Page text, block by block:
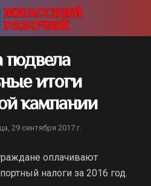
итоги
кампании
29 сентября 2017 г.
оплачивают
налоги за 2016 год.